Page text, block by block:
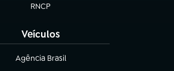
RNCP
(abre em nova aba)
Veículos
Agência Brasil
(abre em nova aba)